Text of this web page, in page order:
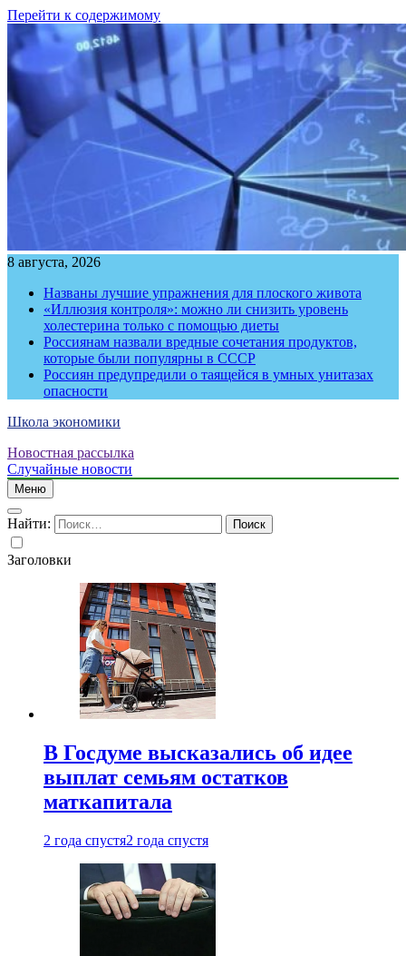
Перейти к содержимому
8 августа, 2026
Названы лучшие упражнения для плоского живота
«Иллюзия контроля»: можно ли снизить уровень
холестерина только с помощью диеты
Россиянам назвали вредные сочетания продуктов,
которые были популярны в СССР
Россиян предупредили о таящейся в умных унитазах
опасности
Школа экономики
Новостная рассылка
Случайные новости
Меню
Найти:
Заголовки
В Госдуме высказались об идее
выплат семьям остатков
маткапитала
2 года спустя2 года спустя